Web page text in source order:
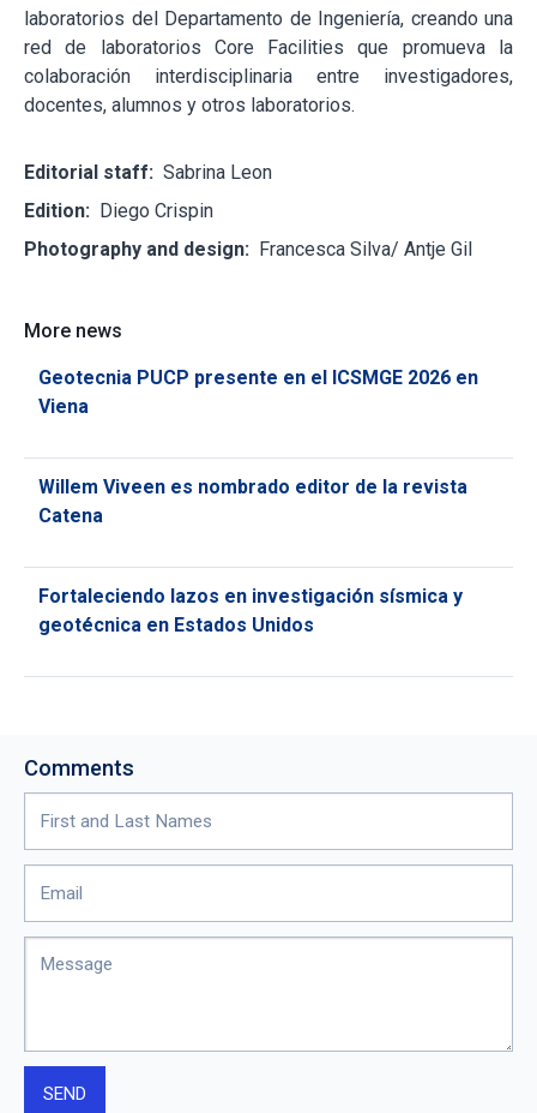
laboratorios del Departamento de Ingeniería, creando una
red de laboratorios Core Facilities que promueva la
colaboración interdisciplinaria entre investigadores,
docentes, alumnos y otros laboratorios.
Editorial staff: Sabrina Leon
Edition: Diego Crispin
Photography and design: Francesca Silva/ Antje Gil
More news
Geotecnia PUCP presente en el ICSMGE 2026 en
Viena
Willem Viveen es nombrado editor de la revista
Catena
Fortaleciendo lazos en investigación sísmica y
geotécnica en Estados Unidos
Comments